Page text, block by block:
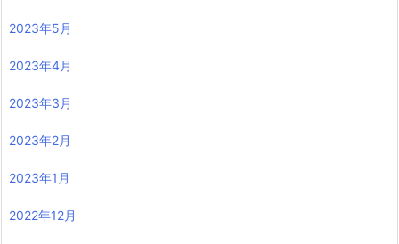
2023年5月
2023年4月
2023年3月
2023年2月
2023年1月
2022年12月